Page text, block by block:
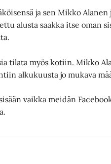
ja sen Mikko Alanen
alusta saakka itse oman
tilata myös kotiin. Mikko
alkukuusta jo mukava
vaikka meidän